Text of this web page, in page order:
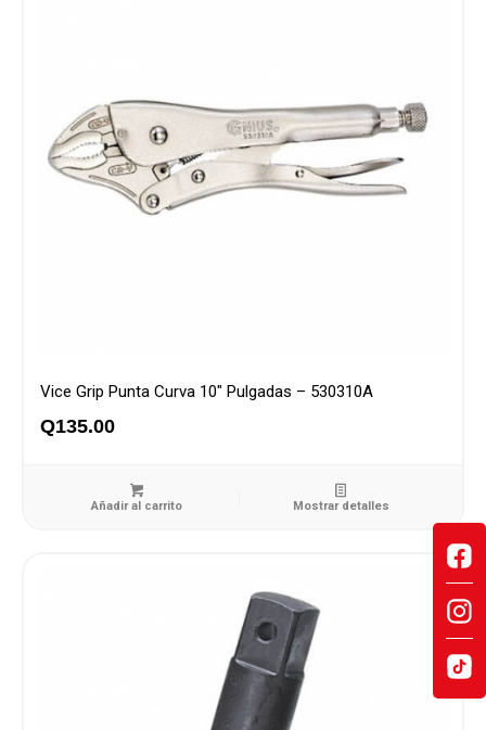
Vice Grip Punta Curva 10″ Pulgadas – 530310A
Q135.00
Añadir al carrito Mostrar detalles